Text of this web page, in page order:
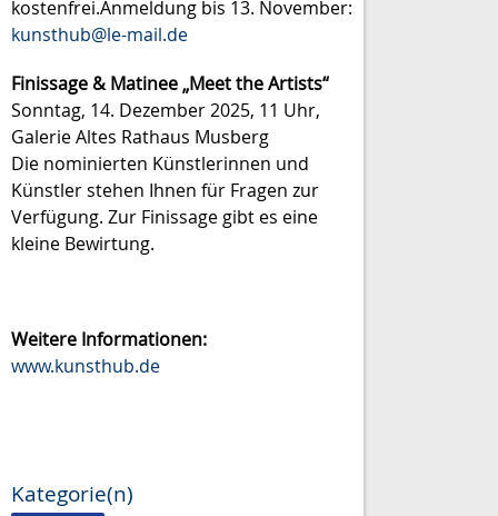
kostenfrei.Anmeldung bis 13. November:
kunsthub@le-mail.de
Finissage & Matinee „Meet the Artists“
Sonntag, 14. Dezember 2025, 11 Uhr,
Galerie Altes Rathaus Musberg
Die nominierten Künstlerinnen und
Künstler stehen Ihnen für Fragen zur
Verfügung. Zur Finissage gibt es eine
kleine Bewirtung.
Weitere Informationen:
www.kunsthub.de
Kategorie(n)